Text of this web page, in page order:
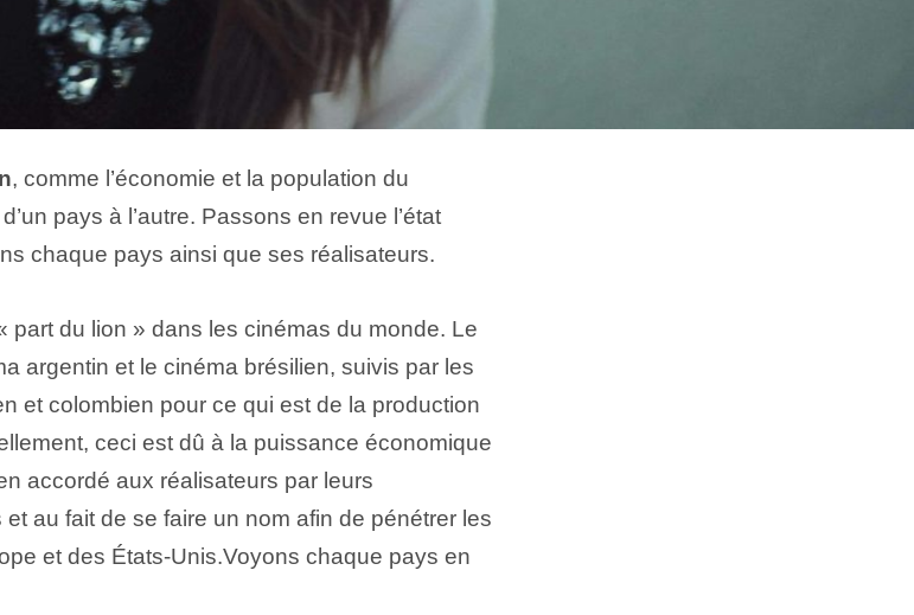
, comme l’économie et la population du
pays à l’autre. Passons en revue l’état
chaque pays ainsi que ses réalisateurs.
part du lion » dans les cinémas du monde. Le
argentin et le cinéma brésilien, suivis par les
et colombien pour ce qui est de la production
ceci est dû à la puissance économique
accordé aux réalisateurs par leurs
au fait de se faire un nom afin de pénétrer les
et des États-Unis.Voyons chaque pays en